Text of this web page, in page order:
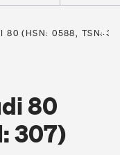
80 (HSN: 0588, TSN:
80
307)